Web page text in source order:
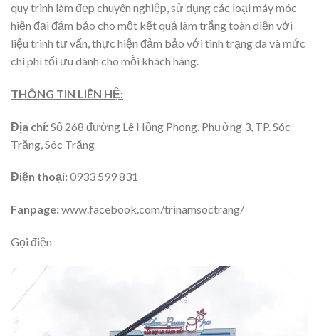
quy trình làm đẹp chuyên nghiệp, sử dụng các loại máy móc
hiện đại đảm bảo cho một kết quả làm trắng toàn diện với
liệu trình tư vấn, thực hiện đảm bảo với tình trạng da và mức
chi phí tối ưu dành cho mỗi khách hàng.
THÔNG TIN LIÊN HỆ:
Địa chỉ:Số 268 đường Lê Hồng Phong, Phường 3, TP. Sóc
Trăng, Sóc Trăng
Điện thoại:0933 599 831
Fanpage:www.facebook.com/trinamsoctrang/
Gọi điện